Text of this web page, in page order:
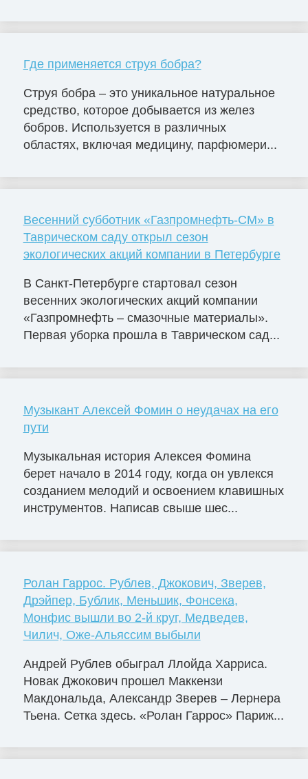
Где применяется струя бобра?
Струя бобра – это уникальное натуральное
средство, которое добывается из желез
бобров. Используется в различных
областях, включая медицину, парфюмери...
Весенний субботник «Газпромнефть-СМ» в
Таврическом саду открыл сезон
экологических акций компании в Петербурге
В Санкт-Петербурге стартовал сезон
весенних экологических акций компании
«Газпромнефть – смазочные материалы».
Первая уборка прошла в Таврическом сад...
Музыкант Алексей Фомин о неудачах на его
пути
Музыкальная история Алексея Фомина
берет начало в 2014 году, когда он увлекся
созданием мелодий и освоением клавишных
инструментов. Написав свыше шес...
Ролан Гаррос. Рублев, Джокович, Зверев,
Дрэйпер, Бублик, Меньшик, Фонсека,
Монфис вышли во 2-й круг, Медведев,
Чилич, Оже-Альяссим выбыли
Андрей Рублев обыграл Ллойда Харриса.
Новак Джокович прошел Маккензи
Макдональда, Александр Зверев – Лернера
Тьена. Сетка здесь. «Ролан Гаррос» Париж...